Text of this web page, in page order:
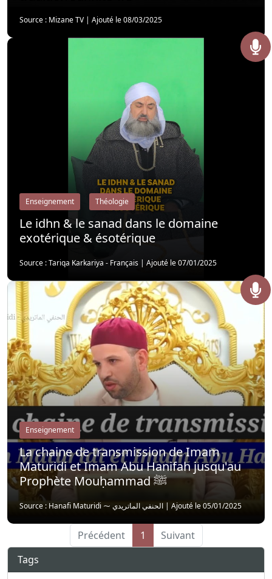
Source : Mizane TV | Ajouté le 08/03/2025
Enseignement Théologie
Le idhn & le sanad dans le domaine
exotérique & ésotérique
Source : Tariqa Karkariya - Français | Ajouté le 07/01/2025
Enseignement
La chaine de transmission de Imam
Maturidi et Imam Abu Hanifah jusqu'au
Prophète Mouḥammad ﷺ
Source : Hanafi Maturidi ⁓ الحنفي الماتريدي | Ajouté le 05/01/2025
Précédent 1
Suivant
Tags